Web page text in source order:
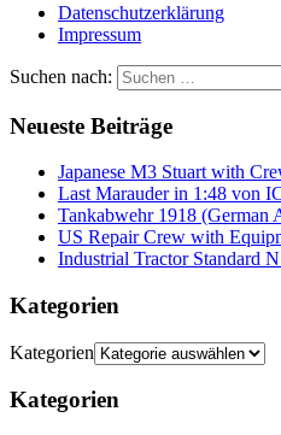
Datenschutzerklärung
Impressum
Suchen nach:
Neueste Beiträge
Japanese M3 Stuart with
Last Marauder in 1:48 von
Tankabwehr 1918 (German
US Repair Crew with
Industrial Tractor Standard
Kategorien
Kategorien
Kategorien